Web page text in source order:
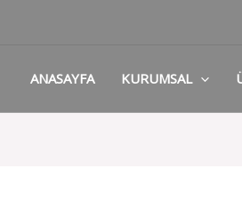
ANASAYFA KURUMSAL